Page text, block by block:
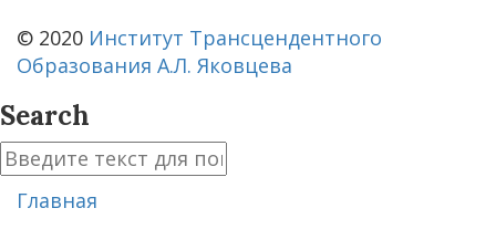
© 2020 Институт Трансцендентного
Образования А.Л. Яковцева
Search
Главная